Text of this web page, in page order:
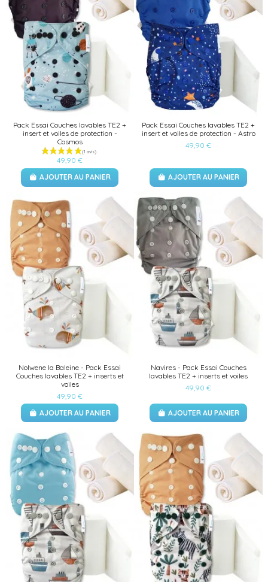
Pack Essai Couches lavables TE2 +
insert et voiles de protection -
Cosmos
49,90 €
AJOUTER AU PANIER
Pack Essai Couches lavables TE2 +
insert et voiles de protection - Astro
49,90 €
AJOUTER AU PANIER
Nolwene la Baleine - Pack Essai
Couches lavables TE2 + inserts et
voiles
49,90 €
AJOUTER AU PANIER
Navires - Pack Essai Couches
lavables TE2 + inserts et voiles
49,90 €
AJOUTER AU PANIER